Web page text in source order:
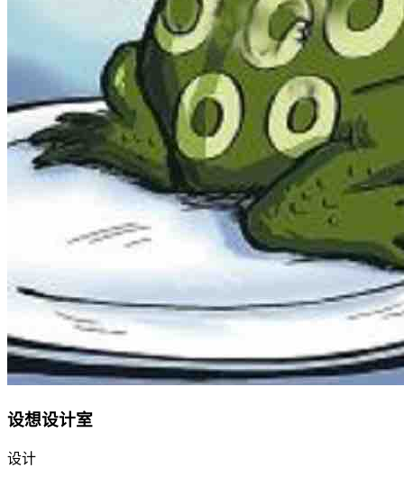
设想设计室
设计